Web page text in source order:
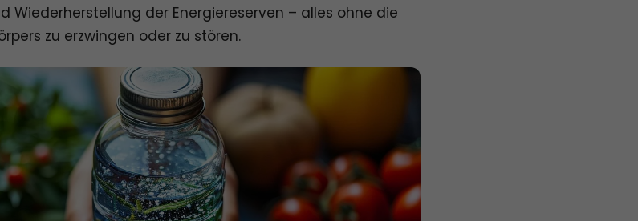
Wiederherstellung der Energiereserven – alles ohne die
zu erzwingen oder zu stören.